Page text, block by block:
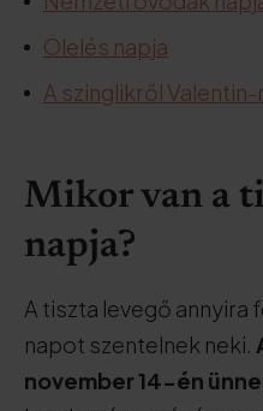
Ölelés napja
A szinglikről
Mikor van a
napja?
A tiszta levegő
napot szentelnek neki.
november 14-én